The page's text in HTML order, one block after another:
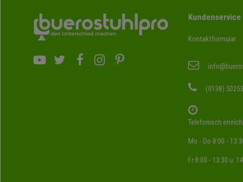
Kundenservice
Kontaktformular
(0138) 50253
Telefonisch
Mo - Do 8:00 -
Fr 8:00 - 13:30 u.